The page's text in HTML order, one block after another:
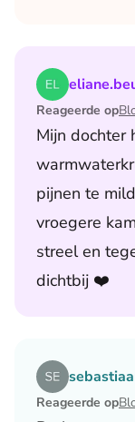
Reageerde op
Mijn dochter
pijnen te
vroegere
streel en
dichtbij ❤️
Lees het
Reageerde op
Lees het